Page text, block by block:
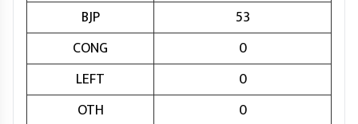
BJP
53
CONG
0
LEFT
0
OTH
0